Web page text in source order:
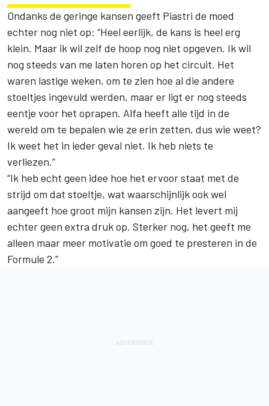
Ondanks de geringe kansen geeft Piastri de moed
echter nog niet op: “Heel eerlijk, de kans is heel erg
klein. Maar ik wil zelf de hoop nog niet opgeven. Ik wil
nog steeds van me laten horen op het circuit. Het
waren lastige weken, om te zien hoe al die andere
stoeltjes ingevuld werden, maar er ligt er nog steeds
eentje voor het oprapen. Alfa heeft alle tijd in de
wereld om te bepalen wie ze erin zetten, dus wie weet?
Ik weet het in ieder geval niet. Ik heb niets te
verliezen.”
“Ik heb echt geen idee hoe het ervoor staat met de
strijd om dat stoeltje, wat waarschijnlijk ook wel
aangeeft hoe groot mijn kansen zijn. Het levert mij
echter geen extra druk op. Sterker nog, het geeft me
alleen maar meer motivatie om goed te presteren in de
Formule 2.”